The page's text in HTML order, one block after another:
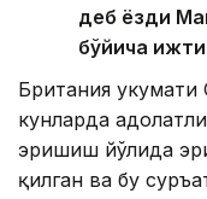
деб ёзди
бўйича
Британия
кунларда
эришиш йўлида
қилган ва бу